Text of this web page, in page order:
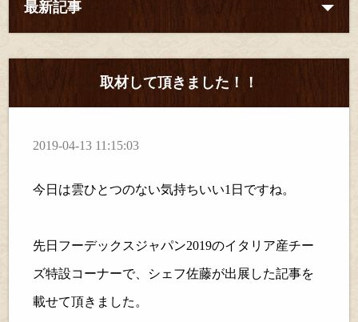
最新記事
取材して頂きました！！
2019-04-13 11:15:03
今日は雲ひとつのない気持ちいい1 日ですね。
先日フーデックスジャパン2019のイタリア産チー
ズ特設コーナーで、シェフ佐藤が出展した記事を
載せて頂きました。